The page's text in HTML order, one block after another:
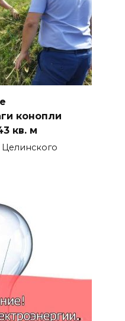
конопли
кв. м
Целинского